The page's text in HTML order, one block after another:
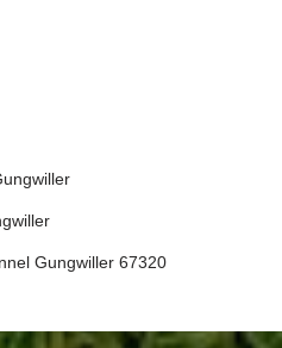
Gungwiller 67320